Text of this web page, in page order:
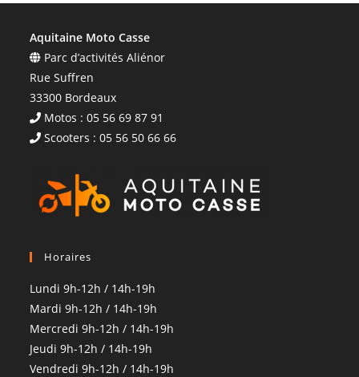
Aquitaine Moto Casse
Parc d’activités Aliénor
Rue Suffren
33300 Bordeaux
Motos : 05 56 69 87 91
Scooters : 05 56 50 66 66
Horaires
Lundi 9h-12h / 14h-19h
Mardi 9h-12h / 14h-19h
Mercredi 9h-12h / 14h-19h
Jeudi 9h-12h / 14h-19h
Vendredi 9h-12h / 14h-19h